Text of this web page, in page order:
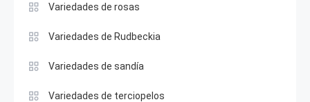
Variedades de rosas
Variedades de Rudbeckia
Variedades de sandía
Variedades de terciopelos